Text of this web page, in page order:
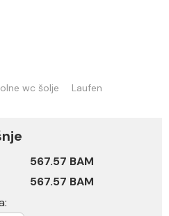
wc šolje Laufen
567.57 BAM
567.57 BAM